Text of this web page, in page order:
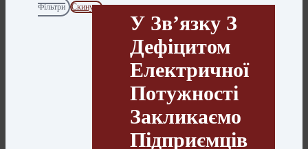
Фільтри
Скинути
У Зв’язку З
Дефіцитом
Електричної
Потужності
Закликаємо
Підприємців